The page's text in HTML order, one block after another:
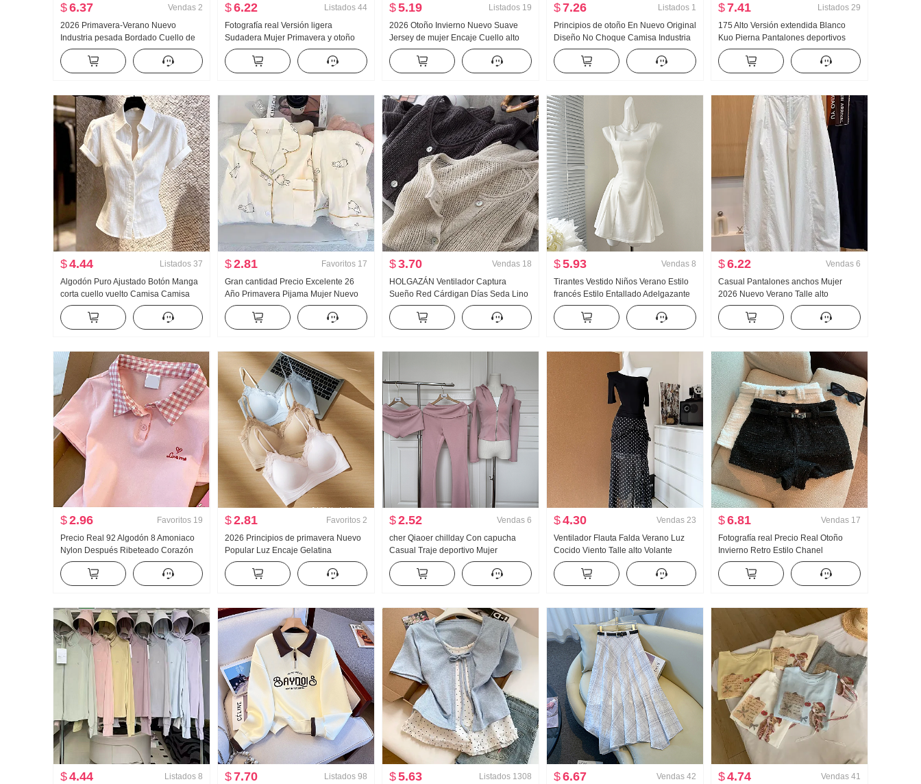
$6.37 Vendas 2
2026 Primavera-Verano Nuevo
Industria pesada Bordado Cuello de
muñeca Camisa para mujer Estilo
francés Retro Protección solar
Cárdigan
$6.22 Listados 44
Fotografía real Versión ligera
Sudadera Mujer Primavera y otoño
Nuevo Han Serie Dos piezas falsas
Holgado Espina Bordado Rayas
Cuello polo Top
$5.19 Listados 19
2026 Otoño Invierno Nuevo Suave
Jersey de mujer Encaje Cuello alto
Acolchado Suéter de punto Mujer
Diseño Sentido Encaje Manga Larga
Top
$7.26 Listados 1
Principios de otoño En Nuevo Original
Diseño No Choque Camisa Industria
pesada Jacquard tejido de punto Top
Mujer Otoño Nuevo Adelgazante
$7.41 Listados 29
175 Alto Versión extendida Blanco
Kuo Pierna Pantalones deportivos
Mujer Primavera y otoño Nuevo
Versátil Rayas Casual Arrastrando
Pantalones
$4.44 Listados 37
Algodón Puro Ajustado Botón Manga
corta cuello vuelto Camisa Camisa
Mujer 2026 Verano Avanzado Sentido
Luz Lujo Suave Viento Top
$2.81 Favoritos 17
Gran cantidad Precio Excelente 26
Año Primavera Pijama Mujer Nuevo
Nubes Algodón Manga Larga
Pequeño cuello vuelto Ropa de casa
Conjunto Transmisión en vivo Alto
$3.70 Vendas 18
HOLGAZÁN Ventilador Captura
Sueño Red Cárdigan Días Seda Lino
Hecho a mano Selección Agujero
Calado tejido de punto Cárdigan
Mujer Acondicionador de aire Camisa
$5.93 Vendas 8
Tirantes Vestido Niños Verano Estilo
francés Estilo Entallado Adelgazante
Vestido sin mangas Minifalda
$6.22 Vendas 6
Casual Pantalones anchos Mujer
2026 Nuevo Verano Talle alto
Adelgazante Talla grande Petite
Sencillo Holgado Nueve puntos
Machete Pantalones
$2.96 Favoritos 19
Precio Real 92 Algodón 8 Amoniaco
Nylon Después Ribeteado Corazón
Bordado Dulce Corto Cuello polo
Camiseta Ajustado Petite Moda
$2.81 Favoritos 2
2026 Principios de primavera Nuevo
Popular Luz Encaje Gelatina
Pegamento Tira Corsé Interior
Cinturón Pecho Almohadilla
Adelgazante Chaleco para mujer
$2.52 Vendas 6
cher Qiaoer chillday Con capucha
Casual Traje deportivo Mujer
Primavera Hombros descubiertos
Abrigo pantalones acampanados
Conjunto de tres piezas
$4.30 Vendas 23
Ventilador Flauta Falda Verano Luz
Cocido Viento Talle alto Volante
Abertura Negro Lunares Falda Días
Seda Oblicuo Hombro Ropa
$6.81 Vendas 17
Fotografía real Precio Real Otoño
Invierno Retro Estilo Chanel
Pantalones cortos Pantalones de
montar
$4.44 Listados 8
$7.70 Listados 98
$5.63 Listados 1308
$6.67 Vendas 42
$4.74 Vendas 41